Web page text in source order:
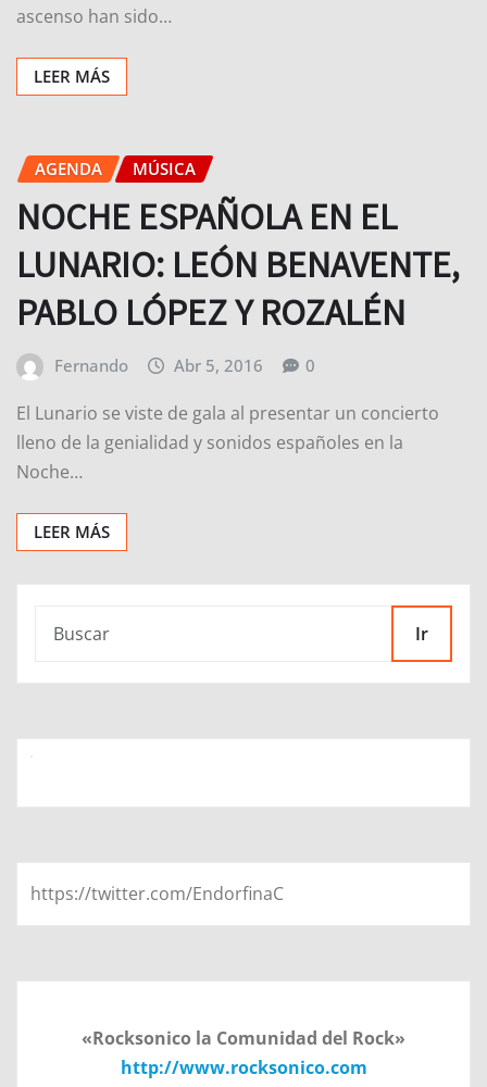
ascenso han sido…
LEER MÁS
AGENDA MÚSICA
NOCHE ESPAÑOLA EN EL
LUNARIO: LEÓN BENAVENTE,
PABLO LÓPEZ Y ROZALÉN
Fernando Abr 5, 2016 0
El Lunario se viste de gala al presentar un concierto
lleno de la genialidad y sonidos españoles en la
Noche…
LEER MÁS
Ir
https://twitter.com/EndorfinaC
«Rocksonico la Comunidad del Rock»
http://www.rocksonico.com